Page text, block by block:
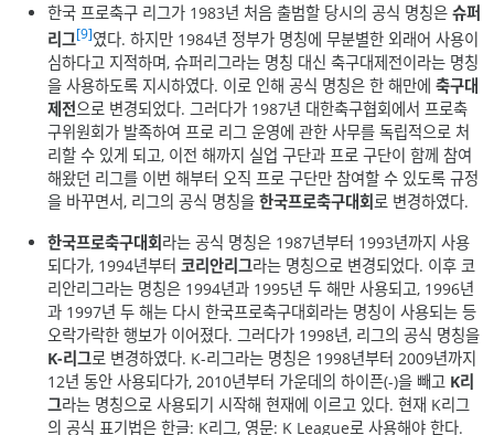
한국 프로축구 리그가 1983년 처음 출범할 당시의 공식 명칭은슈퍼
리그[9]였다. 하지만 1984년 정부가 명칭에 무분별한 외래어 사용이
심하다고 지적하며, 슈퍼리그라는 명칭 대신 축구대제전이라는 명칭
을 사용하도록 지시하였다. 이로 인해 공식 명칭은 한 해만에축구대
제전으로 변경되었다. 그러다가 1987년 대한축구협회에서 프로축
구위원회가 발족하여 프로 리그 운영에 관한 사무를 독립적으로 처
리할 수 있게 되고, 이전 해까지 실업 구단과 프로 구단이 함께 참여
해왔던 리그를 이번 해부터 오직 프로 구단만 참여할 수 있도록 규정
을 바꾸면서, 리그의 공식 명칭을한국프로축구대회로 변경하였다.
한국프로축구대회라는 공식 명칭은 1987년부터 1993년까지 사용
되다가, 1994년부터코리안리그라는 명칭으로 변경되었다. 이후 코
리안리그라는 명칭은 1994년과 1995년 두 해만 사용되고, 1996년
과 1997년 두 해는 다시 한국프로축구대회라는 명칭이 사용되는 등
오락가락한 행보가 이어졌다. 그러다가 1998년, 리그의 공식 명칭을
K-리그로 변경하였다. K-리그라는 명칭은 1998년부터 2009년까지
12년 동안 사용되다가, 2010년부터 가운데의 하이픈(-)을 빼고 K리
그라는 명칭으로 사용되기 시작해 현재에 이르고 있다. 현재 K리그
의 공식 표기법은 한글: K리그, 영문: K League로 사용해야 한다.